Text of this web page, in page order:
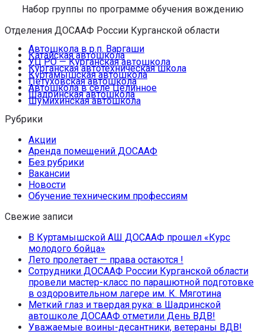
Набор группы по программе обучения вождению
Отделения ДОСААФ России Курганской области
Автошкола в р.п. Варгаши
Катайская автошкола
УЦ РО — Курганская автошкола
Курганская автотехническая школа
Куртамышская автошкола
Петуховская автошкола
Автошкола в селе Целинное
Шадринская автошкола
Шумихинская автошкола
Рубрики
Акции
Аренда помещений ДОСААФ
Без рубрики
Вакансии
Новости
Обучение техническим профессиям
Свежие записи
В Куртамышской АШ ДОСААФ прошел «Курс
молодого бойца»
Лето пролетает — права остаются !
Сотрудники ДОСААФ России Курганской области
провели мастер-класс по парашютной подготовке
в оздоровительном лагере им. К. Мяготина
Меткий глаз и твердая рука: в Шадринской
автошколе ДОСААФ отметили День ВДВ!
Уважаемые воины-десантники, ветераны ВДВ!